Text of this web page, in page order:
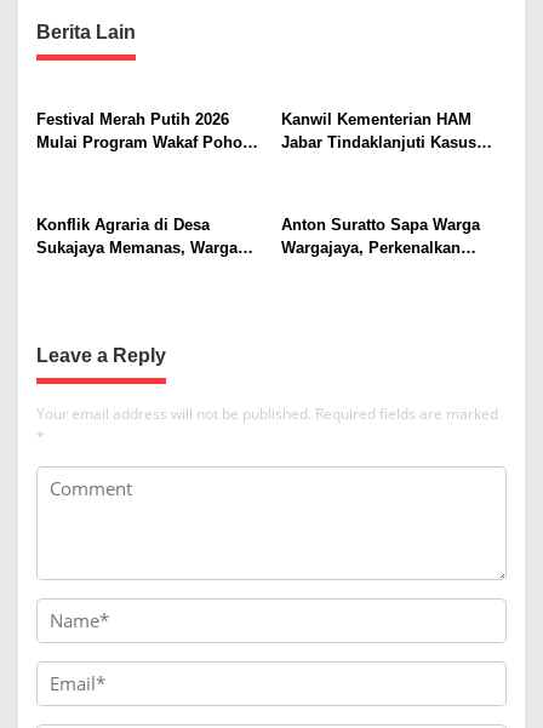
n
a
i
g
t
i
Berita Lain
Festival Merah Putih 2026
Mulai Program Wakaf Pohon
Kanwil Kementerian HAM
Jabar Tindaklanjuti Kasus
Konflik Agraria di Desa
Sukajaya Memanas, Warga
Anton Suratto Sapa Warga
Wargajaya, Perkenalkan
Leave a Reply
Your email address will not be published. Required fields are marked
*